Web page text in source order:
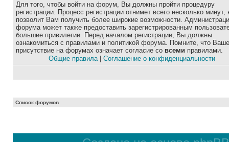
Для того, чтобы войти на форум, Вы должны пройти процедуру
регистрации. Процесс регистрации отнимет всего несколько минут,
позволит Вам получить более широкие возможности.
форума может также предоставить зарегистрированным
большие привилегии. Перед началом регистрации, Вы должны
ознакомиться с правилами и политикой форума. Помните, что Ваше
присутствие на форумах означает согласие со всеми правилами.
Общие правила| Соглашение о конфиденциальности
Список форумов